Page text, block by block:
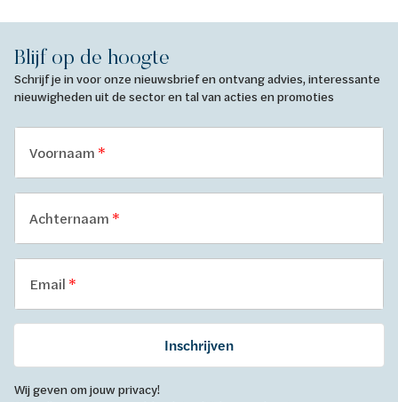
Blijf op de hoogte
Schrijf je in voor onze nieuwsbrief en ontvang advies, interessante
nieuwigheden uit de sector en tal van acties en promoties
Voornaam
Achternaam
Email
Inschrijven
Wij geven om jouw privacy!